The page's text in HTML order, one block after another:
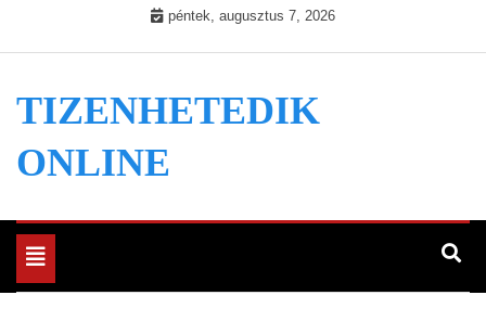
péntek, augusztus 7, 2026
TIZENHETEDIK
ONLINE
Toggle
navigation